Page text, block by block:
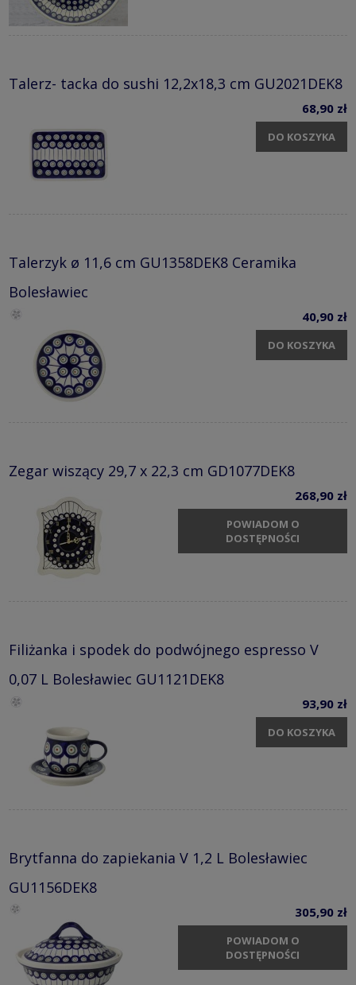
Talerz- tacka do sushi 12,2x18,3 cm GU2021DEK8
68,90 zł
DO KOSZYKA
Talerzyk ø 11,6 cm GU1358DEK8 Ceramika
Bolesławiec
40,90 zł
DO KOSZYKA
Zegar wiszący 29,7 x 22,3 cm GD1077DEK8
268,90 zł
POWIADOM O
DOSTĘPNOŚCI
Filiżanka i spodek do podwójnego espresso V
0,07 L Bolesławiec GU1121DEK8
93,90 zł
DO KOSZYKA
Brytfanna do zapiekania V 1,2 L Bolesławiec
GU1156DEK8
305,90 zł
POWIADOM O
DOSTĘPNOŚCI